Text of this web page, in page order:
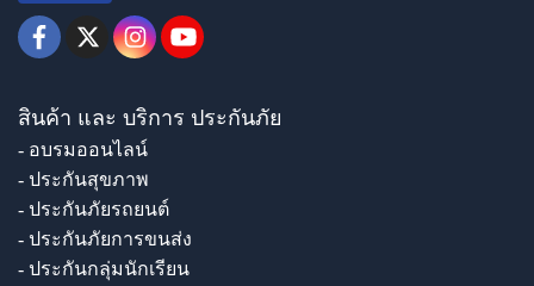
สินค้า และ บริการ ประกันภัย
- อบรมออนไลน์
- ประกันสุขภาพ
- ประกันภัยรถยนต์
- ประกันภัยการขนส่ง
- ประกันกลุ่มนักเรียน